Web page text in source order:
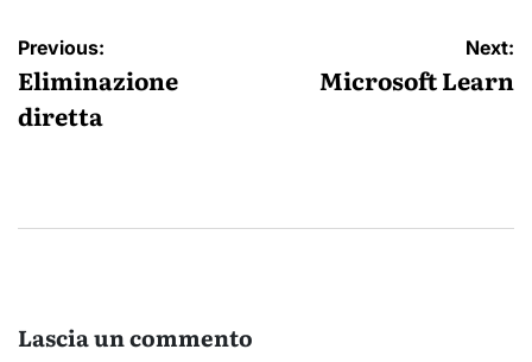
Navigazione
articoli
Previous:
Eliminazione
diretta
Next:
Microsoft Learn
Lascia un commento